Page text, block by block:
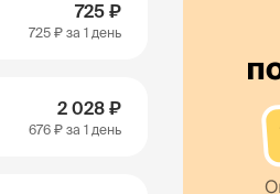
725 ₽
725 ₽ за 1 день
2 028 ₽
676 ₽ за 1 день